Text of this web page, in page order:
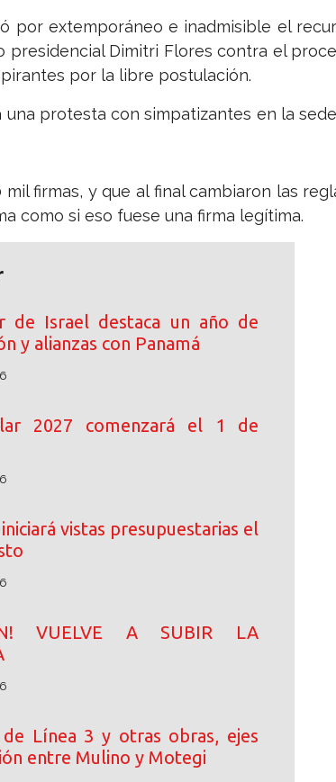
por extemporáneo e inadmisible el
Dimitri Flores contra el
por la libre postulación.
protesta con simpatizantes en la
firmas, y que al final cambiaron las
como si eso fuese una firma legítima.
de Israel destaca un año de
y alianzas con Panamá
2027 comenzará el 1 de
vistas presupuestarias el
VUELVE A SUBIR LA
de Línea 3 y otras obras, ejes
entre Mulino y Motegi